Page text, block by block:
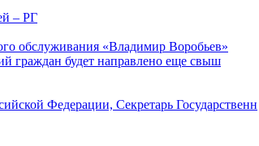
– РГ
обслуживания «Владимир Воробьев»
граждан будет направлено еще свыш
Федерации, Секретарь Государственн